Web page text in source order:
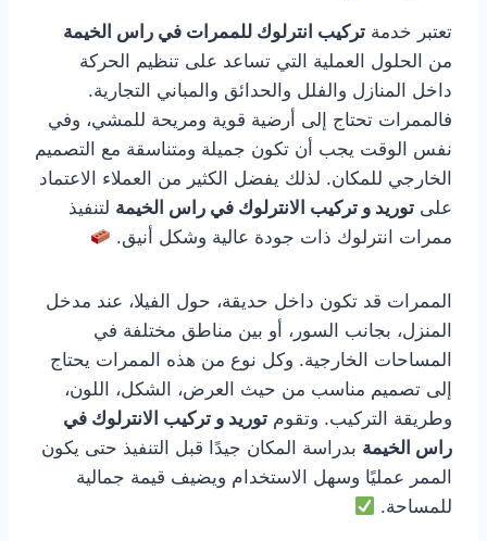
تعتبر خدمة تركيب انترلوك للممرات في راس الخيمة
من الحلول العملية التي تساعد على تنظيم الحركة
داخل المنازل والفلل والحدائق والمباني التجارية.
فالممرات تحتاج إلى أرضية قوية ومريحة للمشي، وفي
نفس الوقت يجب أن تكون جميلة ومتناسقة مع التصميم
الخارجي للمكان. لذلك يفضل الكثير من العملاء الاعتماد
على توريد و تركيب الانترلوك في راس الخيمة لتنفيذ
ممرات انترلوك ذات جودة عالية وشكل أنيق.
الممرات قد تكون داخل حديقة، حول الفيلا، عند مدخل
المنزل، بجانب السور، أو بين مناطق مختلفة في
المساحات الخارجية. وكل نوع من هذه الممرات يحتاج
إلى تصميم مناسب من حيث العرض، الشكل، اللون،
وطريقة التركيب. وتقوم توريد و تركيب الانترلوك في
راس الخيمة بدراسة المكان جيدًا قبل التنفيذ حتى يكون
الممر عمليًا وسهل الاستخدام ويضيف قيمة جمالية
للمساحة.